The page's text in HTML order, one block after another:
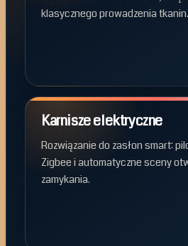
klasycznego prowadzenia tkanin.
Karnisze elektryczne
Rozwiązanie do zasłon smart:
Zigbee i automatyczne sceny
zamykania.